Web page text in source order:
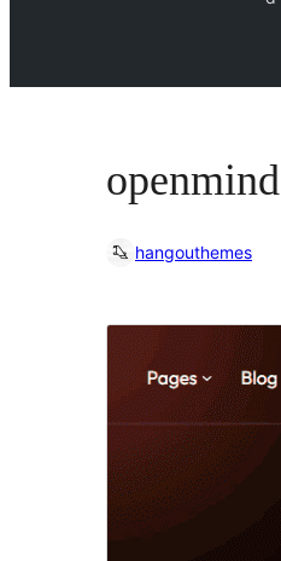
openmind
hangouthemes